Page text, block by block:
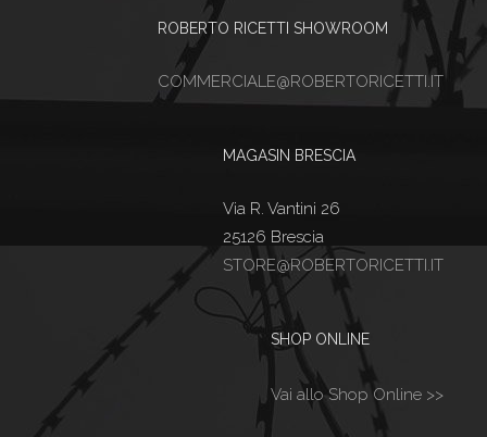
ROBERTO RICETTI SHOWROOM
COMMERCIALE@ROBERTORICETTI.IT
MAGASIN BRESCIA
Via R. Vantini 26
25126 Brescia
STORE@ROBERTORICETTI.IT
SHOP ONLINE
Vai allo Shop Online >>